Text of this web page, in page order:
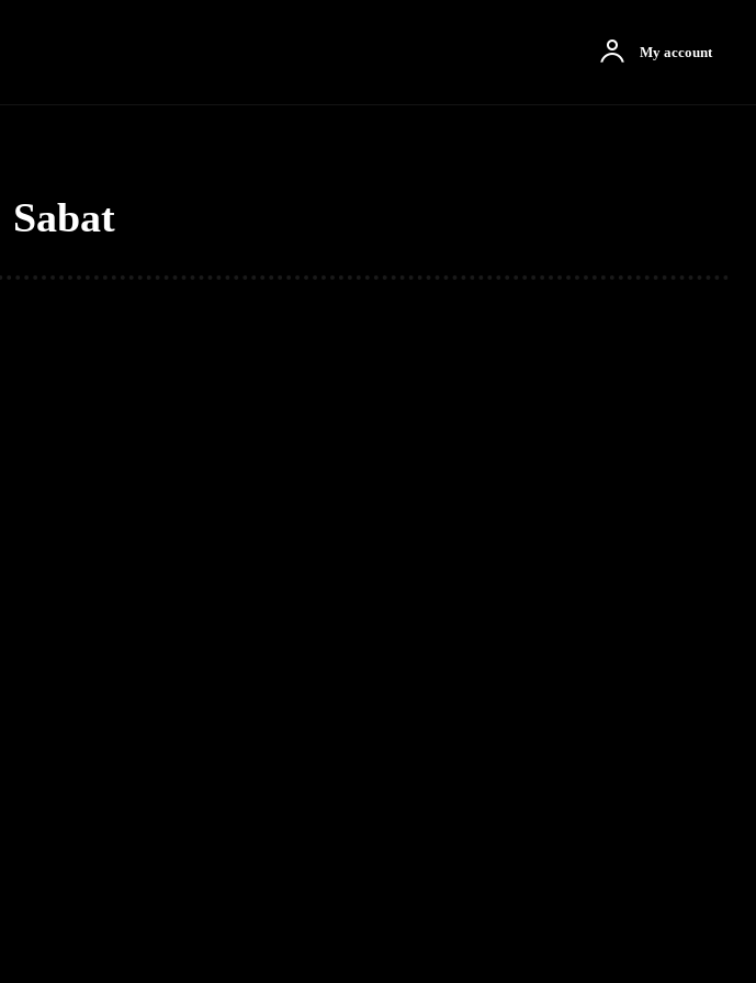
My account
Sabat